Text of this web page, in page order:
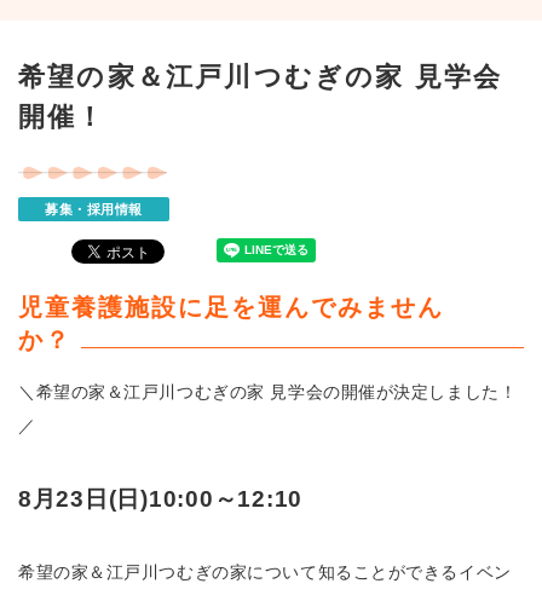
希望の家＆江戸川つむぎの家 見学会
開催！
募集・採用情報
児童養護施設に足を運んでみません
か？
＼希望の家＆江戸川つむぎの家 見学会の開催が決定しました！
／
8月23日(日)10:00～12:10
希望の家＆江戸川つむぎの家について知ることができるイベン